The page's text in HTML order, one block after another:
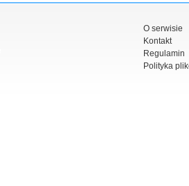
O serwisie
Kontakt
Regulamin
Polityka